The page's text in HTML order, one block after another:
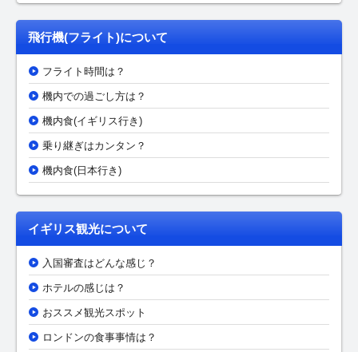
飛行機(フライト)について
フライト時間は？
機内での過ごし方は？
機内食(イギリス行き)
乗り継ぎはカンタン？
機内食(日本行き)
イギリス観光について
入国審査はどんな感じ？
ホテルの感じは？
おススメ観光スポット
ロンドンの食事事情は？